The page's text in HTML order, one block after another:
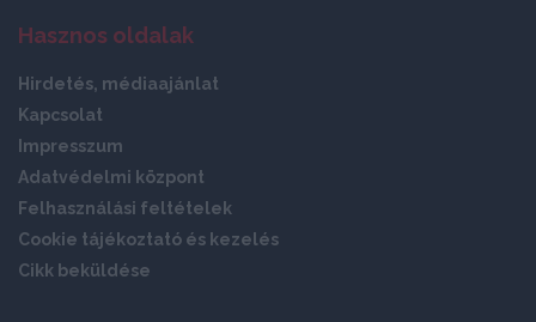
Hasznos oldalak
Hirdetés, médiaajánlat
Kapcsolat
Impresszum
Adatvédelmi központ
Felhasználási feltételek
Cookie tájékoztató és kezelés
Cikk beküldése